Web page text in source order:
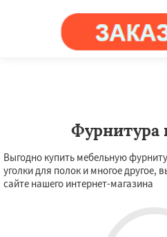
Фурнитура
Выгодно купить мебельную
уголки для полок и многое
сайте нашего интернет-магазина